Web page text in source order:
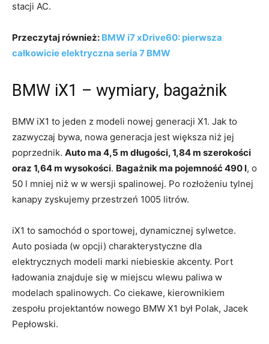
stacji AC.
Przeczytaj również: BMW i7 xDrive60: pierwsza
całkowicie elektryczna seria 7 BMW
BMW iX1 – wymiary, bagażnik
BMW iX1 to jeden z modeli nowej generacji X1. Jak to
zazwyczaj bywa, nowa generacja jest większa niż jej
poprzednik. Auto ma 4,5 m długości, 1,84 m szerokości
oraz 1,64 m wysokości. Bagażnik ma pojemność 490 l, o
50 l mniej niż w w wersji spalinowej. Po rozłożeniu tylnej
kanapy zyskujemy przestrzeń 1005 litrów.
iX1 to samochód o sportowej, dynamicznej sylwetce.
Auto posiada (w opcji) charakterystyczne dla
elektrycznych modeli marki niebieskie akcenty. Port
ładowania znajduje się w miejscu wlewu paliwa w
modelach spalinowych. Co ciekawe, kierownikiem
zespołu projektantów nowego BMW X1 był Polak, Jacek
Pepłowski.